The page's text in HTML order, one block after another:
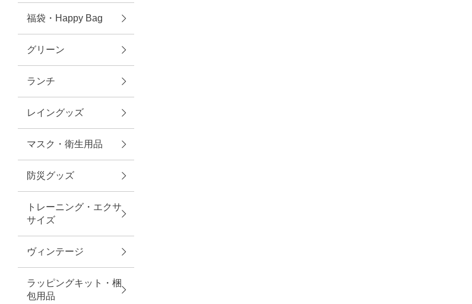
レイングッズ
アクセサリー
ファッション雑貨
ファッショングッズ
スマホケース・アクセサリー
ポーチ
ステーショナリー
その他
紅茶・フード
福袋・Happy Bag
グリーン
ランチ
レイングッズ
マスク・衛生用品
防災グッズ
トレーニング・エクサ
サイズ
ヴィンテージ
ラッピングキット・梱
包用品